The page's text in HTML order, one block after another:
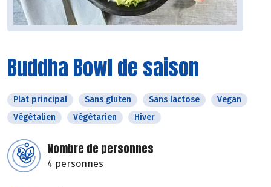
Buddha Bowl de saison
Plat principal Sans gluten Sans lactose
Vegan
Végétalien
Végétarien Hiver
Nombre de personnes
4 personnes